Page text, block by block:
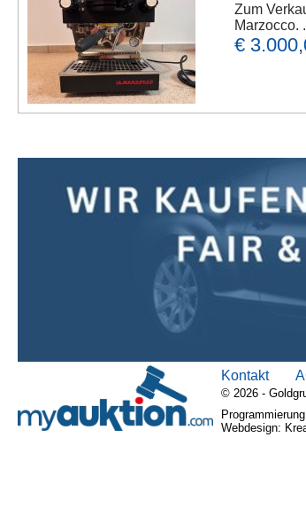
Zum
Marzocco.
€
Kontakt
© 2026 -
Webdesign: